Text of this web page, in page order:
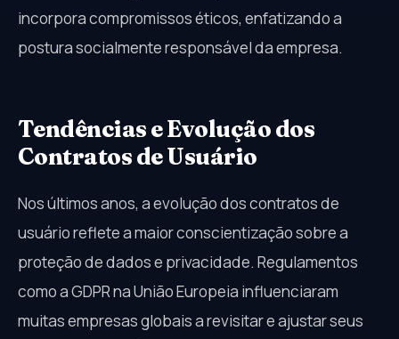
incorpora compromissos éticos, enfatizando a
postura socialmente responsável da empresa.
Tendências e Evolução dos
Contratos de Usuário
Nos últimos anos, a evolução dos contratos de
usuário reflete a maior conscientização sobre a
proteção de dados e privacidade. Regulamentos
como a GDPR na União Europeia influenciaram
muitas empresas globais a revisitar e ajustar seus